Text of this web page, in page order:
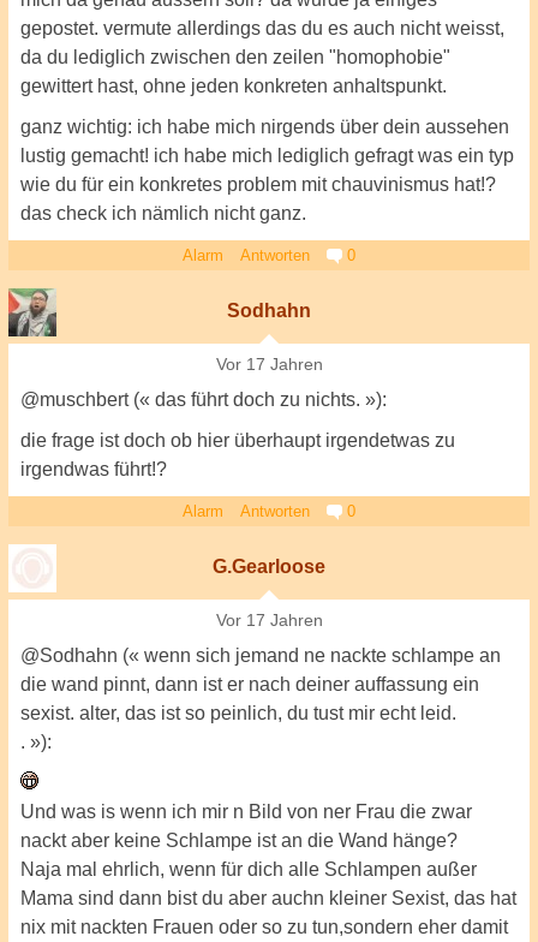
gepostet. vermute allerdings das du es auch nicht weisst,
da du lediglich zwischen den zeilen "homophobie"
gewittert hast, ohne jeden konkreten anhaltspunkt.
ganz wichtig: ich habe mich nirgends über dein aussehen
lustig gemacht! ich habe mich lediglich gefragt was ein typ
wie du für ein konkretes problem mit chauvinismus hat!?
das check ich nämlich nicht ganz.
Alarm Antworten 0
Sodhahn
Vor 17 Jahren
@muschbert (« das führt doch zu nichts. »):
die frage ist doch ob hier überhaupt irgendetwas zu
irgendwas führt!?
Alarm Antworten 0
G.Gearloose
Vor 17 Jahren
@Sodhahn (« wenn sich jemand ne nackte schlampe an
die wand pinnt, dann ist er nach deiner auffassung ein
sexist. alter, das ist so peinlich, du tust mir echt leid.
. »):
Und was is wenn ich mir n Bild von ner Frau die zwar
nackt aber keine Schlampe ist an die Wand hänge?
Naja mal ehrlich, wenn für dich alle Schlampen außer
Mama sind dann bist du aber auchn kleiner Sexist, das hat
nix mit nackten Frauen oder so zu tun,sondern eher damit